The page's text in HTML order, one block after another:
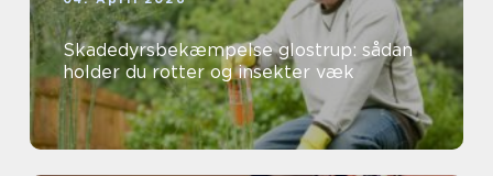
Skadedyrsbekæmpelse glostrup: sådan
holder du rotter og insekter væk